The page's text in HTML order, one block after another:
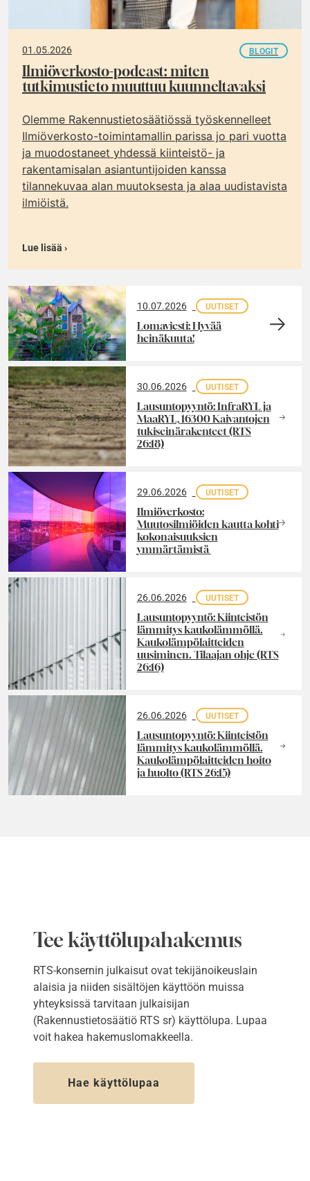
01.05.2026 BLOGIT
Ilmiöverkosto-podcast: miten
tutkimustieto muuttuu kuunneltavaksi
Olemme Rakennustietosäätiössä työskennelleet
Ilmiöverkosto-toimintamallin parissa jo pari vuotta
ja muodostaneet yhdessä kiinteistö- ja
rakentamisalan asiantuntijoiden kanssa
tilannekuvaa alan muutoksesta ja alaa uudistavista
ilmiöistä.
Lue lisää ›
10.07.2026 UUTISET
Lomaviesti: Hyvää
heinäkuuta!
30.06.2026 UUTISET
Lausuntopyyntö: InfraRYL ja
MaaRYL, 16300 Kaivantojen
tukiseinärakenteet (RTS
26:18)
29.06.2026 UUTISET
Ilmiöverkosto:
Muutosilmiöiden kautta kohti
kokonaisuuksien
ymmärtämistä
26.06.2026 UUTISET
Lausuntopyyntö: Kiinteistön
lämmitys kaukolämmöllä.
Kaukolämpölaitteiden
uusiminen. Tilaajan ohje (RTS
26:16)
26.06.2026 UUTISET
Lausuntopyyntö: Kiinteistön
lämmitys kaukolämmöllä.
Kaukolämpölaitteiden hoito
ja huolto (RTS 26:15)
Tee käyttölupahakemus
RTS-konsernin julkaisut ovat tekijänoikeuslain
alaisia ja niiden sisältöjen käyttöön muissa
yhteyksissä tarvitaan julkaisijan
(Rakennustietosäätiö RTS sr) käyttölupa. Lupaa
voit hakea hakemuslomakkeella.
Hae käyttölupaa